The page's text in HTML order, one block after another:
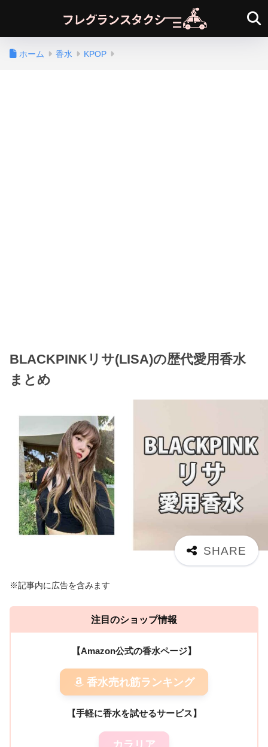
ホーム 香水 KPOP
BLACKPINKリサ(LISA)の歴代愛用香水
まとめ
※記事内に広告を含みます
注目のショップ情報
【Amazon公式の香水ページ】
香水売れ筋ランキング
【手軽に香水を試せるサービス】